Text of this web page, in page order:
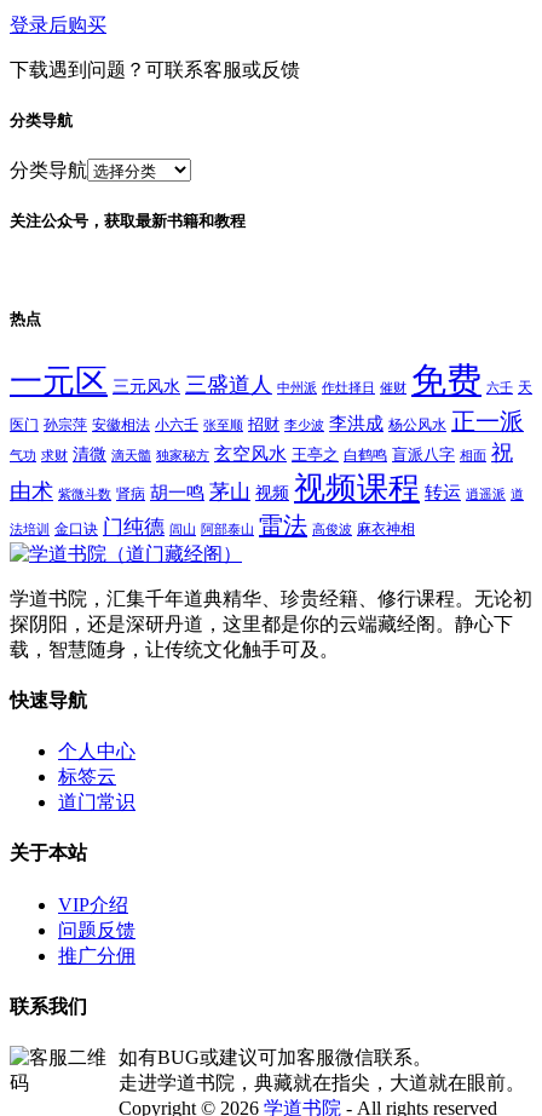
登录后购买
下载遇到问题？可联系客服或反馈
分类导航
分类导航
关注公众号，获取最新书籍和教程
热点
一元区 三元风水 三盛道人 中州派 作灶择日 催财 免费 六壬 天
医门 孙宗萍 安徽相法 小六壬 张至顺 招财 李少波 李洪成 杨公风水 正一派
气功 求财 清微 滴天髓 独家秘方 玄空风水 王亭之 白鹤鸣 盲派八字 相面 祝
由术 紫微斗数 肾病 胡一鸣 茅山 视频 视频课程 转运 逍遥派 道
法培训 金口诀 门纯德 闾山 阿部泰山 雷法 高俊波 麻衣神相
学道书院，汇集千年道典精华、珍贵经籍、修行课程。无论初
探阴阳，还是深研丹道，这里都是你的云端藏经阁。静心下
载，智慧随身，让传统文化触手可及。
快速导航
个人中心
标签云
道门常识
关于本站
VIP介绍
问题反馈
推广分佣
联系我们
如有BUG或建议可加客服微信联系。
走进学道书院，典藏就在指尖，大道就在眼前。
Copyright © 2026 学道书院 - All rights reserved